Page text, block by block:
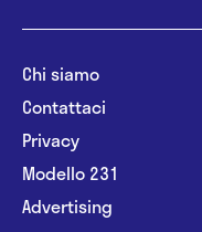
Chi siamo
Contattaci
Privacy
Modello 231
Advertising